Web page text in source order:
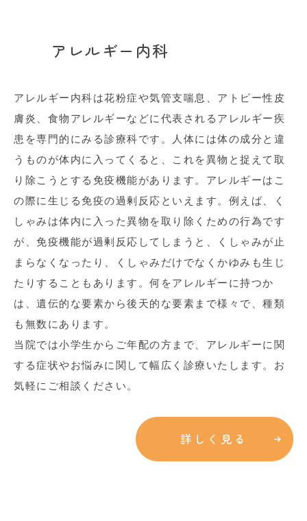
アレルギー内科
アレルギー内科は花粉症や気管支喘息、アトピー性皮
膚炎、食物アレルギーなどに代表されるアレルギー疾
患を専門的にみる診療科です。人体には体の成分と違
うものが体内に入ってくると、これを異物と捉えて取
り除こうとする免疫機能があります。アレルギーはこ
の際に生じる免疫の過剰反応といえます。例えば、く
しゃみは体内に入った異物を取り除くための行為です
が、免疫機能が過剰反応してしまうと、くしゃみが止
まらなくなったり、くしゃみだけでなくかゆみも生じ
たりすることもあります。何をアレルギーに持つか
は、遺伝的な要素から後天的な要素まで様々で、種類
も無数にあります。
当院では小学生からご年配の方まで、アレルギーに関
する症状やお悩みに関して幅広く診療いたします。お
気軽にご相談ください。
詳しく見る